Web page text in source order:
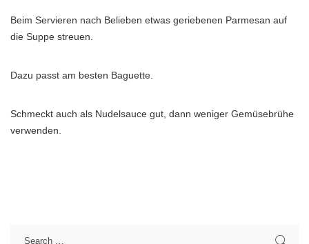
Beim Servieren nach Belieben etwas geriebenen Parmesan auf
die Suppe streuen.
Dazu passt am besten Baguette.
Schmeckt auch als Nudelsauce gut, dann weniger Gemüsebrühe
verwenden.